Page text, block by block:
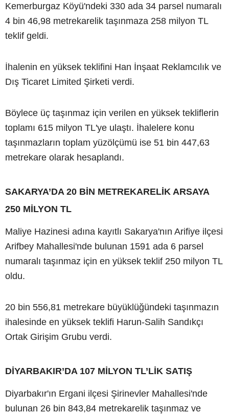
Kemerburgaz Köyü'ndeki 330 ada 34 parsel numaralı
4 bin 46,98 metrekarelik taşınmaza 258 milyon TL
teklif geldi.
İhalenin en yüksek teklifini Han İnşaat Reklamcılık ve
Dış Ticaret Limited Şirketi verdi.
Böylece üç taşınmaz için verilen en yüksek tekliflerin
toplamı 615 milyon TL'ye ulaştı. İhalelere konu
taşınmazların toplam yüzölçümü ise 51 bin 447,63
metrekare olarak hesaplandı.
SAKARYA’DA 20 BİN METREKARELİK ARSAYA
250 MİLYON TL
Maliye Hazinesi adına kayıtlı Sakarya'nın Arifiye ilçesi
Arifbey Mahallesi'nde bulunan 1591 ada 6 parsel
numaralı taşınmaz için en yüksek teklif 250 milyon TL
oldu.
20 bin 556,81 metrekare büyüklüğündeki taşınmazın
ihalesinde en yüksek teklifi Harun-Salih Sandıkçı
Ortak Girişim Grubu verdi.
DİYARBAKIR’DA 107 MİLYON TL’LİK SATIŞ
Diyarbakır'ın Ergani ilçesi Şirinevler Mahallesi'nde
bulunan 26 bin 843,84 metrekarelik taşınmaz ve